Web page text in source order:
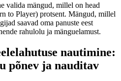
valida mängud, millel on head
to Player) protsent. Mängud, millel
saavad oma panuste eest
rahulolu ja mänguelamust.
nautimine:
põnev ja nauditav